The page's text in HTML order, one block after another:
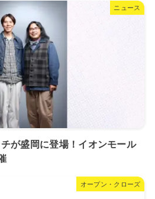
ニュース
が盛岡に登場！イオンモール
オープン・クローズ